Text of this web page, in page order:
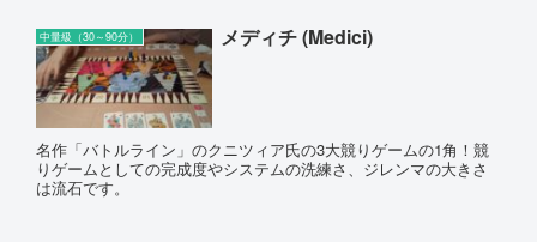
中量級（30～90分） メディチ (Medici)
名作「バトルライン」のクニツィア氏の3大競りゲームの1角！競
りゲームとしての完成度やシステムの洗練さ、ジレンマの大きさ
は流石です。